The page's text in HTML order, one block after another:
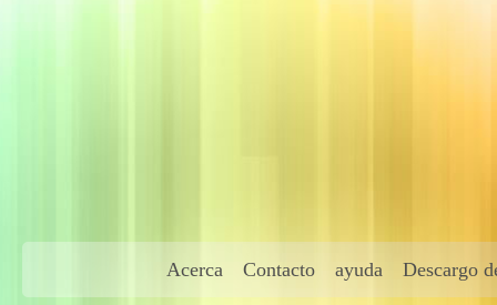
Acerca Contacto ayuda Descargo